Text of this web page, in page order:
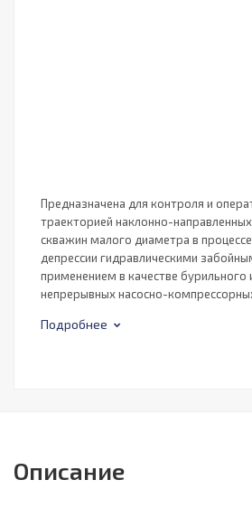
Предназначена для контроля и
траекторией наклонно-
скважин малого диаметра в
депрессии гидравлическими
применением в качестве бурильного
непрерывных насосно-
Подробнее
Описание